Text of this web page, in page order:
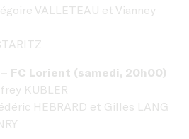
VALLETEAU et Vianney
FC Lorient (samedi, 20h00)
KUBLER
HEBRARD et Gilles LANG